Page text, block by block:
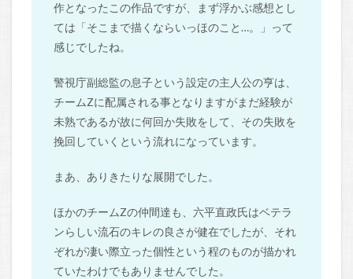
作となったこの作品ですが、まず浮かぶ感想とし
ては「そこまで描くならいっほのこと…。」って
感じでしたね。
警視庁副総監の息子という設定の主人公の亨は、
チームZに配属される事となりますがまだ経験が
未熟であるが故に何回か失敗をして、その失敗を
挽回していくという流れになっています。
まあ、ありきたりな展開でした。
ほかのチームZの仲間達も、六平直政氏はベテラ
ンらしい流石のキレの良さが健在でしたが、それ
ぞれが凄い際立った個性という程のものが描かれ
ていたわけでもありませんでした。